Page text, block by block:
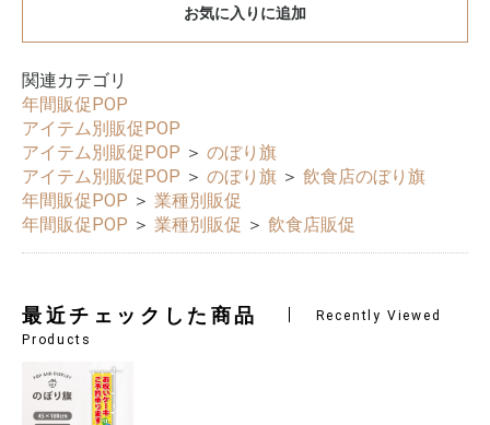
お気に入りに追加
関連カテゴリ
年間販促POP
アイテム別販促POP
アイテム別販促POP ＞ のぼり旗
アイテム別販促POP ＞ のぼり旗 ＞ 飲食店のぼり旗
年間販促POP ＞ 業種別販促
年間販促POP ＞ 業種別販促 ＞ 飲食店販促
最近チェックした商品
Recently Viewed
Products